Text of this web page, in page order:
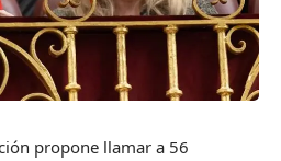
propone llamar a 56